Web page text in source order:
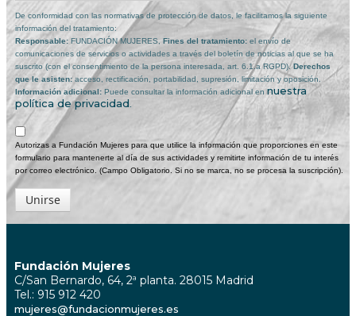
De conformidad con las normativas de protección de datos, le facilitamos la siguiente
información del tratamiento:
Responsable: FUNDACIÓN MUJERES, Fines del tratamiento: el envío de
comunicaciones de servicios o actividades a través del boletín de noticias al que se ha
suscrito (con el consentimiento de la persona interesada, art. 6.1.a RGPD).Derechos
que le asisten:acceso, rectificación, portabilidad, supresión, limitación y oposición.
Información adicional: Puede consultar la información adicional en nuestra
política de privacidad
Autorizas a Fundación Mujeres para que utilice la información que proporciones en este
formulario para mantenerte al día de sus actividades y remitirte información de tu interés
por correo electrónico. (Campo Obligatorio. Si no se marca, no se procesa la suscripción).
Unirse
Fundación Mujeres
C/San Bernardo, 64, 2ª planta. 28015 Madrid
Tel.: 915 912 420
mujeres@fundacionmujeres.es